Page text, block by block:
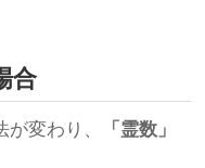
合
変わり、
「霊数」